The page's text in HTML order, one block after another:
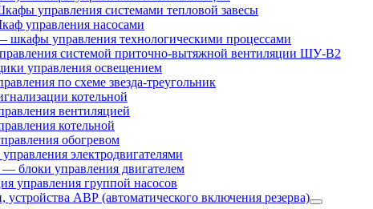
управления системами тепловой завесы
управления насосами
управления технологическими процессами
системой приточно-вытяжной вентиляции ШУ-В2
управления освещением
по схеме звезда-треугольник
котельной
вентиляцией
котельной
обогревом
электродвигателями
блоки управления двигателем
управления группой насосов
АВР (автоматического включения резерва)